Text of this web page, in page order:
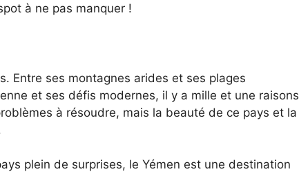
à ne pas manquer !
Entre ses montagnes arides et ses plages
et ses défis modernes, il y a mille et une raisons
à résoudre, mais la beauté de ce pays et la
plein de surprises, le Yémen est une destination